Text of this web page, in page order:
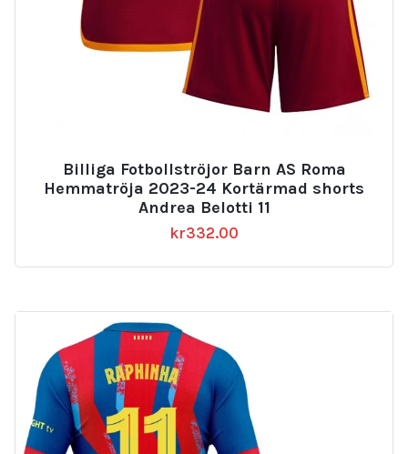
Billiga Fotbollströjor Barn AS Roma
Hemmatröja 2023-24 Kortärmad shorts
Andrea Belotti 11
kr332.00